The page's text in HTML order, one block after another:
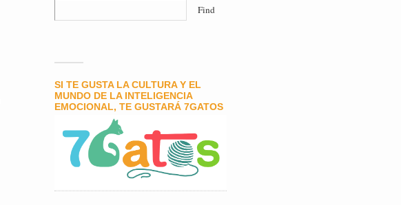
SI TE GUSTA LA CULTURA Y EL
MUNDO DE LA INTELIGENCIA
EMOCIONAL, TE GUSTARÁ 7GATOS